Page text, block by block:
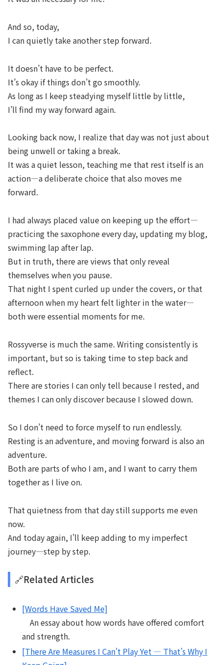
And so, today,
I can quietly take another step forward.
It doesn’t have to be perfect.
It’s okay if things don’t go smoothly.
As long as I keep steadying myself little by little,
I’ll find my way forward again.
Looking back now, I realize that day was not just about
being unwell or taking a break.
It was a quiet lesson, teaching me that rest itself is an
action—a deliberate choice that also moves me
forward.
I had always placed value on keeping up the effort—
practicing the saxophone every day, updating my blog,
swimming lap after lap.
But in truth, there are views that only reveal
themselves when you pause.
That night I spent curled up under the covers, or that
afternoon when my heart felt lighter in the water—
both were essential moments for me.
Rossyverse is much the same. Writing consistently is
important, but so is taking time to step back and
reflect.
There are stories I can only tell because I rested, and
themes I can only discoverbecause I slowed down.
So I don’t need to force myself to run endlessly.
Resting is an adventure, and moving forward is also an
adventure.
Both are parts of who I am, and I want to carry them
together as I live on.
That quietness from that day still supports me even
now.
And today again, I’ll keep adding to my imperfect
journey—step by step.
🔗Related Articles
[Words Have Saved Me]
An essay about how words have offered comfort
and strength.
[There Are Measures I Can’t Play Yet — That’s Why I